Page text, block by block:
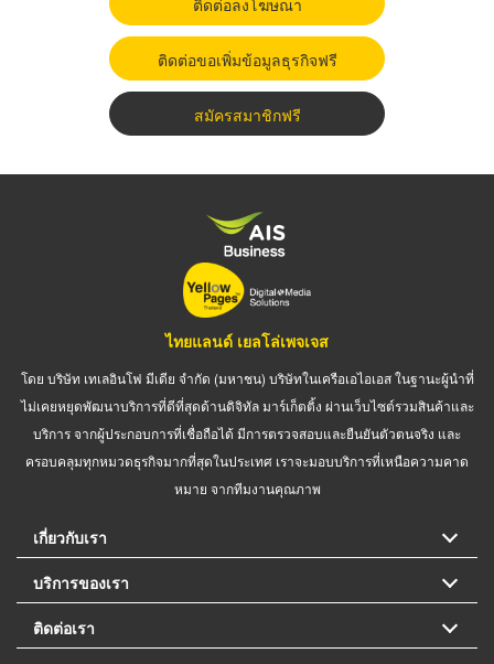
ติดต่อลงโฆษณา
ติดต่อขอเพิ่มข้อมูลธุรกิจฟรี
สมัครสมาชิกฟรี
ไทยแลนด์ เยลโล่เพจเจส
โดย บริษัท เทเลอินโฟ มีเดีย จำกัด (มหาชน) บริษัทในเครือเอไอเอส ในฐานะผู้นำที่
ไม่เคยหยุดพัฒนาบริการที่ดีที่สุดด้านดิจิทัล มาร์เก็ตติ้ง ผ่านเว็บไซต์รวมสินค้าและ
บริการ จากผู้ประกอบการที่เชื่อถือได้ มีการตรวจสอบและยืนยันตัวตนจริง และ
ครอบคลุมทุกหมวดธุรกิจมากที่สุดในประเทศ เราจะมอบบริการที่เหนือความคาด
หมาย จากทีมงานคุณภาพ
เกี่ยวกับเรา
บริการของเรา
ติดต่อเรา